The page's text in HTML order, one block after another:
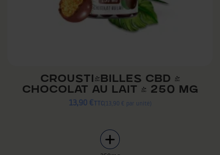
CROUSTI'BILLES CBD -
CHOCOLAT AU LAIT - 250 MG
13,90 € TTC 13,90 € par unité